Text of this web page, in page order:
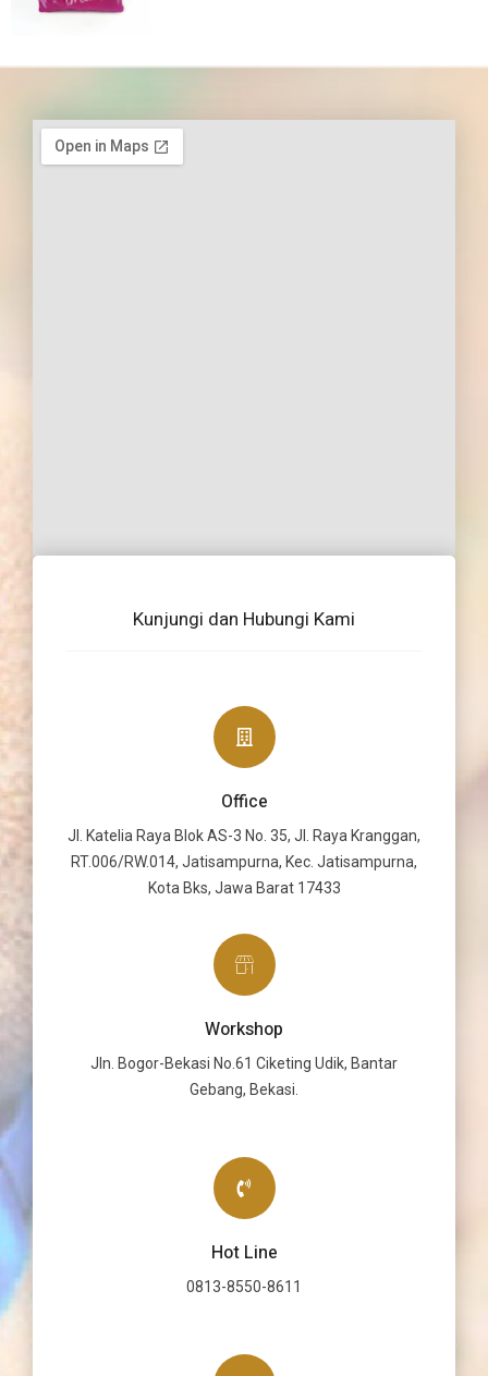
Kunjungi dan Hubungi Kami
Office
Jl. Katelia Raya Blok AS-3 No. 35, Jl. Raya Kranggan,
RT.006/RW.014, Jatisampurna, Kec. Jatisampurna,
Kota Bks, Jawa Barat 17433
Workshop
Jln. Bogor-Bekasi No.61 Ciketing Udik, Bantar
Gebang, Bekasi.
Hot Line
0813-8550-8611